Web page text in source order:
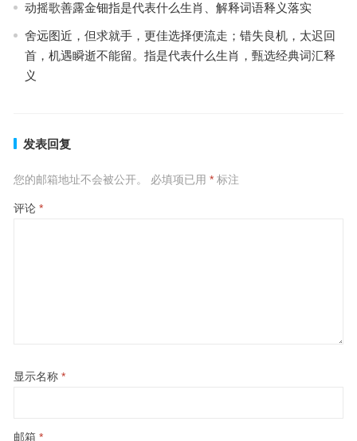
动摇歌善露金钿指是代表什么生肖、解释词语释义落实
舍远图近，但求就手，更佳选择便流走；错失良机，太迟回
首，机遇瞬逝不能留。指是代表什么生肖，甄选经典词汇释
义
发表回复
您的邮箱地址不会被公开。 必填项已用 *标注
评论 *
显示名称 *
邮箱 *